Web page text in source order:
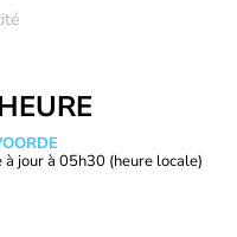
à jour à 05h30 (heure locale)